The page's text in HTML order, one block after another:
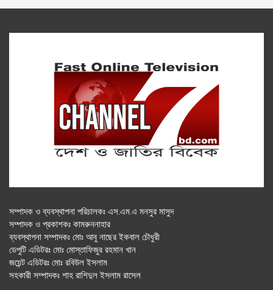
সম্পাদক ও ব্যবস্থাপনা পরিচালকঃ এস.এম.এ মনসুর মাসুদ
সম্পাদক ও প্রকাশকঃ কামরুননাহার
ব্যবস্থাপনা সম্পাদকঃ মোঃ আবু নাছের ইকবাল চৌধুরী
ডেপুটি এডিটরঃ মোঃ মোস্তাফিজুর রহমান খান
জয়েন্ট এডিটরঃ মোঃ রবিউল ইসলাম
সহকারী সম্পাদকঃ শাহ রাশিদুল ইসলাম রাসেল